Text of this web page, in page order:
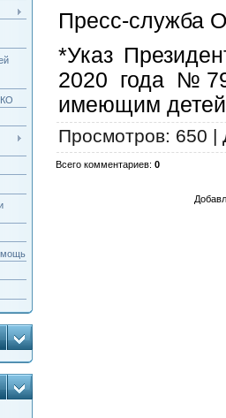
Пресс-служба
*Указ
2020 года
имеющим
Просмотров: 650 |
Всего комментариев:0